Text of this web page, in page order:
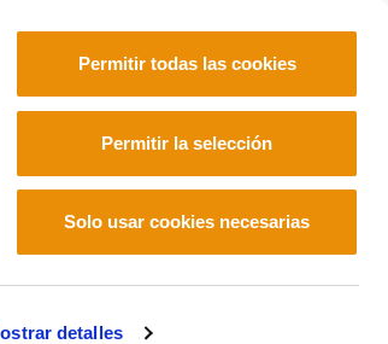
detalles
Permitir todas las cookies
Permitir la selección
Solo usar cookies necesarias